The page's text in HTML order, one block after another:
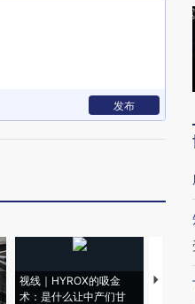
发布
视线｜HYROX的吸金
术：是什么让中产们甘
马航飞